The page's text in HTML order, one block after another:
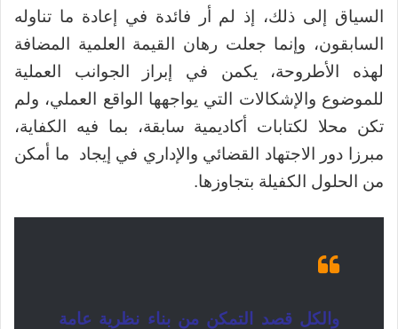
السياق إلى ذلك، إذ لم أر فائدة في إعادة ما تناوله
السابقون، وإنما جعلت رهان القيمة العلمية المضافة
لهذه الأطروحة، يكمن في إبراز الجوانب العملية
للموضوع والإشكالات التي يواجهها الواقع العملي، ولم
تكن محلا لكتابات أكاديمية سابقة، بما فيه الكفاية،
مبرزا دور الاجتهاد القضائي والإداري في إيجاد ما أمكن
من الحلول الكفيلة بتجاوزها.
والكل قصد التمكن من بناء نظرية عامة